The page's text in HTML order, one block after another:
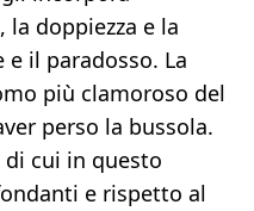
la doppiezza e la
il paradosso. La
più clamoroso del
perso la bussola.
cui in questo
e rispetto al